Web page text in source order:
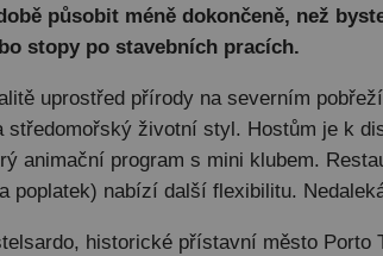
působit méně dokončeně, než
stopy po stavebních pracích.
uprostřed přírody na severním
životní styl. Hostům je k
animační program s mini klubem.
nabízí další flexibilitu.
historické přístavní město Porto